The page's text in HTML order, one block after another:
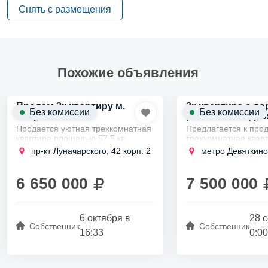
Снять с размещения
Похожие объявления
Продам 3к квартиру м.
Озерки
Продается уютная трехкомнатная
квартира площадью 57,5 кв.
метров на первом этаже
девятиэтажного дома в
Всего восемь минут пешком до
метро...
пр-кт Луначарского, 42 корп. 2
6 650 000
Собственник
6 октября в
16:33
Без комиссии
3к квартира с
ремонтом м.
Предлагается к
трехкомнатная
площадью 75,01 кв.
расположенная в
Всего в 15 минутах
станции метро...
метро Девяткино
7 500 000
Собственник
28
0:00
Без комиссии